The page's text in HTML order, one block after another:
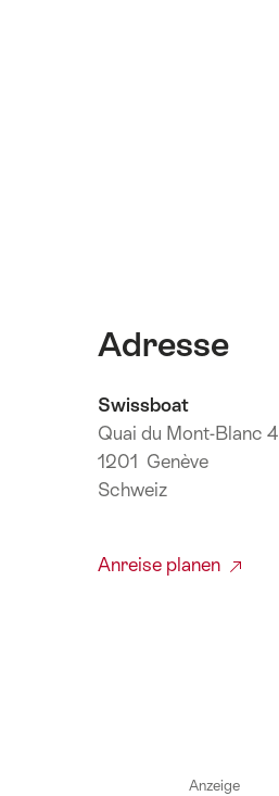
Adresse
Swissboat
Quai du Mont-Blanc 4
1201 Genève
Schweiz
Anreise planen
Anzeige